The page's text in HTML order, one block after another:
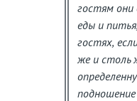
гостям они
еды и
гостях,
же и столь